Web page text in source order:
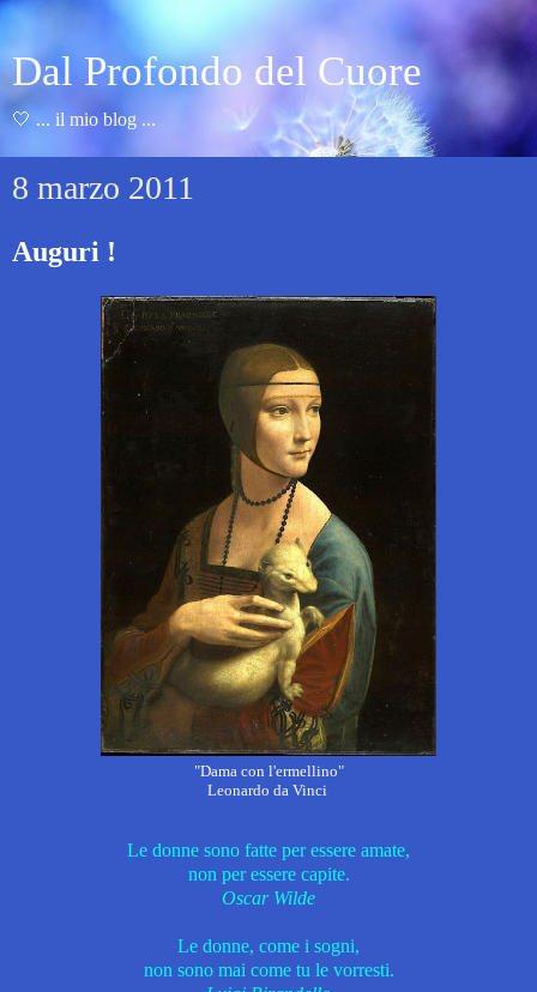
Dal Profondo del Cuore
🤍 ... il mio blog ...
8 marzo 2011
Auguri !
"Dama con l'ermellino"
Leonardo da Vinci
Le donne sono fatte per essere amate,
non per essere capite.
Oscar Wilde
Le donne, come i sogni,
non sono mai come tu le vorresti.